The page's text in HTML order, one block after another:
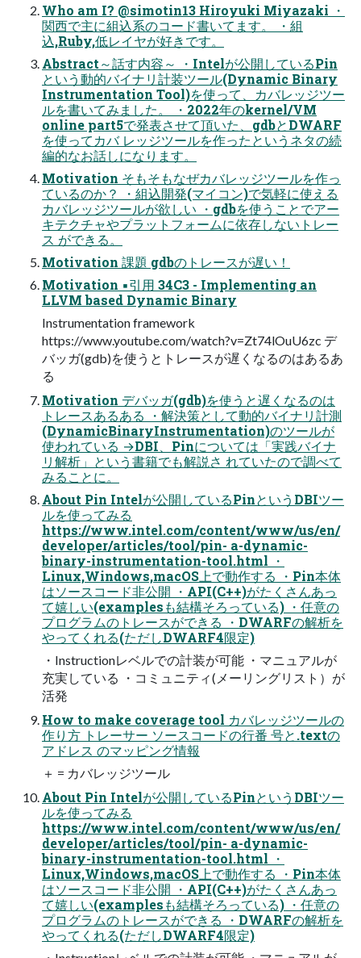
Who am I? @simotin13 Hiroyuki Miyazaki ・
関西で主に組込系のコード書いてます。 ・組
込,Ruby,低レイヤが好きです。
Abstract～話す内容～ ・Intelが公開しているPin
という動的バイナリ計装ツール(Dynamic Binary
Instrumentation Tool)を使って、カバレッジツー
ルを書いてみました。 ・2022年のkernel/VM
online part5で発表させて頂いた、gdbとDWARF
を使ってカバ レッジツールを作ったというネタの続
編的なお話しになります。
Motivation そもそもなぜカバレッジツールを作っ
ているのか？ ・組込開発(マイコン)で気軽に使える
カバレッジツールが欲しい ・gdbを使うことでアー
キテクチャやプラットフォームに依存しないトレー
ス ができる。
Motivation 課題 gdbのトレースが遅い！
Motivation ▪引用 34C3 - Implementing an
LLVM based Dynamic Binary
Instrumentation framework
https://www.youtube.com/watch?v=Zt74lOuU6zc デ
バッガ(gdb)を使うとトレースが遅くなるのはあるあ
る
Motivation デバッガ(gdb)を使うと遅くなるのは
トレースあるある ・解決策として動的バイナリ計測
(DynamicBinaryInstrumentation)のツールが
使われている →DBI、Pinについては「実践バイナ
リ解析」という書籍でも解説さ れていたので調べて
みることに。
About Pin Intelが公開しているPinというDBIツー
ルを使ってみる
https://www.intel.com/content/www/us/en/
developer/articles/tool/pin- a-dynamic-
binary-instrumentation-tool.html ・
Linux,Windows,macOS上で動作する ・Pin本体
はソースコード非公開 ・API(C++)がたくさんあっ
て嬉しい(examplesも結構そろっている) ・任意の
プログラムのトレースができる ・DWARFの解析を
やってくれる(ただしDWARF4限定)
・Instructionレベルでの計装が可能 ・マニュアルが
充実している ・コミュニティ(メーリングリスト）が
活発
How to make coverage tool カバレッジツールの
作り方 トレーサー ソースコードの行番 号と.textの
アドレス のマッピング情報
＋ = カバレッジツール
About Pin Intelが公開しているPinというDBIツー
ルを使ってみる
https://www.intel.com/content/www/us/en/
developer/articles/tool/pin- a-dynamic-
binary-instrumentation-tool.html ・
Linux,Windows,macOS上で動作する ・Pin本体
はソースコード非公開 ・API(C++)がたくさんあっ
て嬉しい(examplesも結構そろっている) ・任意の
プログラムのトレースができる ・DWARFの解析を
やってくれる(ただしDWARF4限定)